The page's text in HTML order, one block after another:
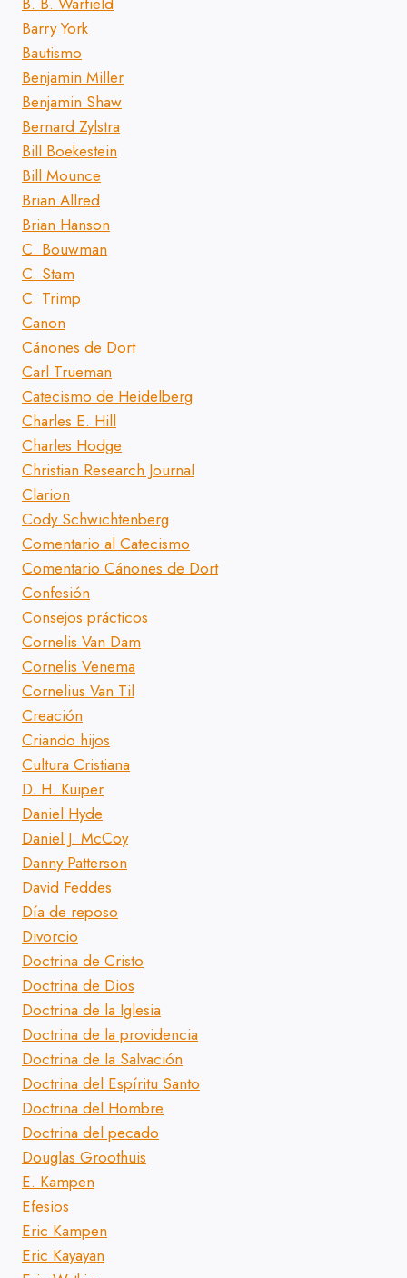
Barry York
Bautismo
Benjamin Miller
Benjamin Shaw
Bernard Zylstra
Bill Boekestein
Bill Mounce
Brian Allred
Brian Hanson
C. Bouwman
C. Stam
C. Trimp
Canon
Cánones de Dort
Carl Trueman
Catecismo de Heidelberg
Charles E. Hill
Charles Hodge
Christian Research Journal
Clarion
Cody Schwichtenberg
Comentario al Catecismo
Comentario Cánones de Dort
Confesión
Consejos prácticos
Cornelis Van Dam
Cornelis Venema
Cornelius Van Til
Creación
Criando hijos
Cultura Cristiana
D. H. Kuiper
Daniel Hyde
Daniel J. McCoy
Danny Patterson
David Feddes
Día de reposo
Divorcio
Doctrina de Cristo
Doctrina de Dios
Doctrina de la Iglesia
Doctrina de la providencia
Doctrina de la Salvación
Doctrina del Espíritu Santo
Doctrina del Hombre
Doctrina del pecado
Douglas Groothuis
E. Kampen
Efesios
Eric Kampen
Eric Kayayan